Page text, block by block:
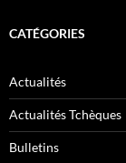
CATÉGORIES
Actualités
Actualités Tchèques
Bulletins